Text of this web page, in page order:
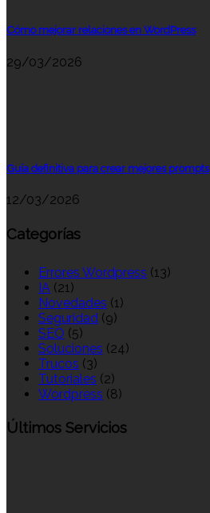
Cómo mejorar relaciones en WordPress
29/03/2026
Guía definitiva para crear mejores prompts
12/03/2026
Categorías
Errores Wordpress (13)
IA (21)
Novedades (1)
Seguridad (9)
SEO (5)
Soluciones (24)
Trucos (3)
Tutoriales (2)
Wordpress (8)
Últimos Servicios